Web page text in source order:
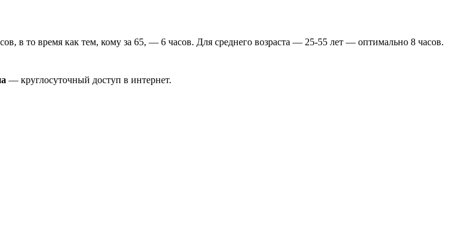
в то время как тем, кому за 65, — 6 часов. Для среднего возраста — 25-55 лет — оптимально 8 часов.
— круглосуточный доступ в интернет.